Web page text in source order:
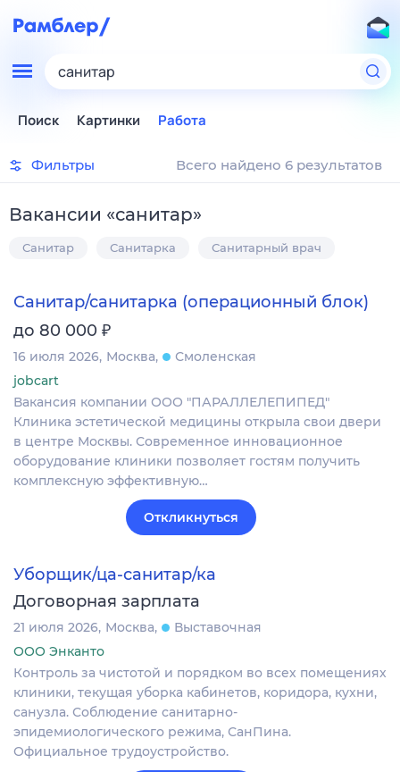
санитар
Поиск Картинки Работа
Фильтры Всего найдено 6 результатов
Вакансии «санитар»
Санитар Санитарка Санитарный врач
Санитар/санитарка (операционный блок)
до 80 000 ₽
16 июля 2026 Москва
Смоленская
jobcart
Вакансия компании ООО "ПАРАЛЛЕЛЕПИПЕД"
Клиника эстетической медицины открыла свои двери
в центре Москвы. Современное инновационное
оборудование клиники позволяет гостям получить
комплексную эффективную…
Откликнуться
Уборщик/ца-санитар/ка
Договорная зарплата
21 июля 2026 Москва
Выставочная
ООО Энканто
Контроль за чистотой и порядком во всех помещениях
клиники, текущая уборка кабинетов, коридора, кухни,
санузла. Соблюдение санитарно-
эпидемиологического режима, СанПина.
Официальное трудоустройство.